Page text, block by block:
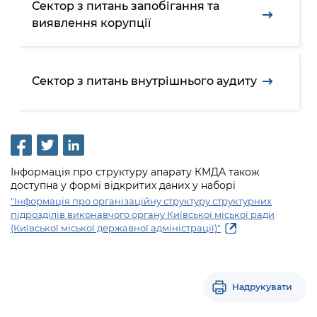
Сектор з питань запобігання та
виявлення корупції
Сектор з питань внутрішнього аудиту
Інформація про структуру апарату КМДА також
доступна у формі відкритих даних у наборі
"Інформація про організаційну структуру структурних
підрозділів виконавчого органу Київської міської ради
(Київської міської державної адміністрації)"
Надрукувати